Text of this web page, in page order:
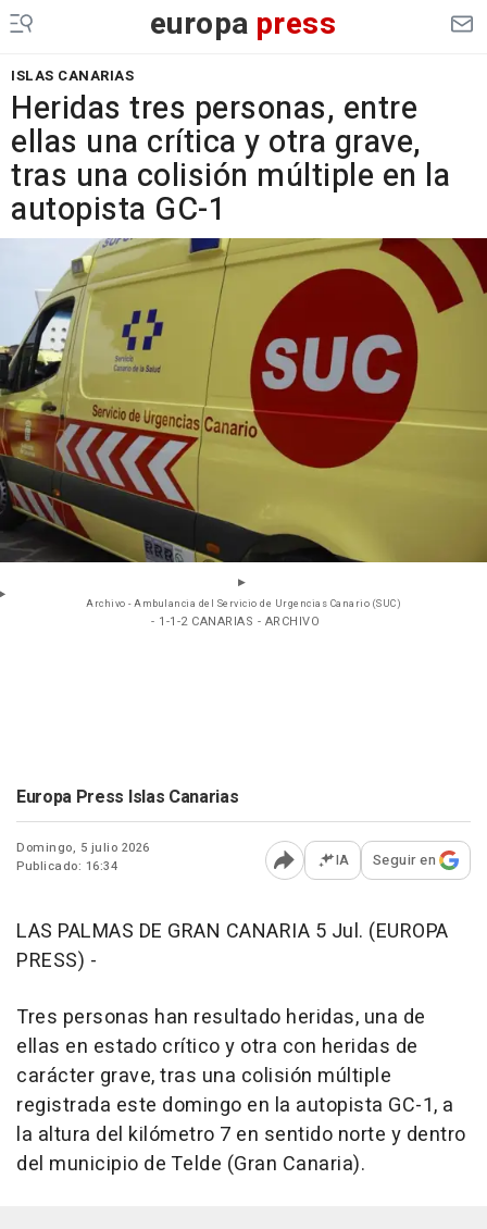
europa press
ISLAS CANARIAS
Heridas tres personas, entre
ellas una crítica y otra grave,
tras una colisión múltiple en la
autopista GC-1
Archivo - Ambulancia del Servicio de Urgencias Canario (SUC)
- 1-1-2 CANARIAS - ARCHIVO
Europa Press Islas Canarias
Domingo, 5 julio 2026
Publicado: 16:34
Abrir opciones para
IA Seguir en
LAS PALMAS DE GRAN CANARIA 5 Jul. (EUROPA
PRESS) -
Tres personas han resultado heridas, una de
ellas en estado crítico y otra con heridas de
carácter grave, tras una colisión múltiple
registrada este domingo en la autopista GC-1, a
la altura del kilómetro 7 en sentido norte y dentro
del municipio de Telde (Gran Canaria).